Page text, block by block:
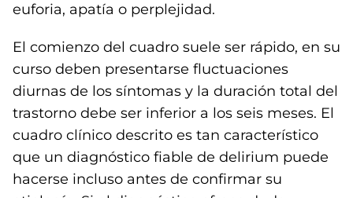
euforia, apatía o perplejidad.
El comienzo del cuadro suele ser rápido, en su
curso deben presentarse fluctuaciones
diurnas de los síntomas y la duración total del
trastorno debe ser inferior a los seis meses. El
cuadro clínico descrito es tan característico
que un diagnóstico fiable de delirium puede
hacerse incluso antes de confirmar su